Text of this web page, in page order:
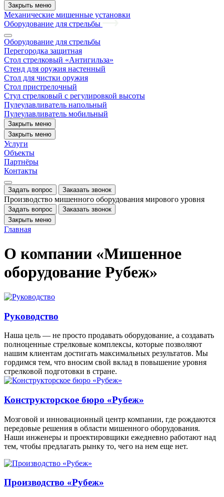
Закрыть меню
Механические мишенные установки
Оборудование для стрельбы
Оборудование для стрельбы
Перегородка защитная
Стол стрелковый «Антигильза»
Стенд для оружия настенный
Стол для чистки оружия
Стол пристрелочный
Стул стрелковый с регулировкой высоты
Пулеулавливатель напольный
Пулеулавливатель мобильный
Закрыть меню
Закрыть меню
Услуги
Объекты
Партнёры
Контакты
Задать вопрос Заказать звонок
Производство мишенного оборудования мирового уровня
Задать вопрос
Заказать звонок
Закрыть меню
Главная
О компании «Мишенное
оборудование Рубеж»
Руководство
Наша цель — не просто продавать оборудование, а создавать
полноценные стрелковые комплексы, которые позволяют
нашим клиентам достигать максимальных результатов. Мы
гордимся тем, что вносим свой вклад в повышение уровня
стрелковой подготовки в стране.
Конструкторское бюро «Рубеж»
Мозговой и инновационный центр компании, где рождаются
передовые решения в области мишенного оборудования.
Наши инженеры и проектировщики ежедневно работают над
тем, чтобы предлагать рынку то, чего на нем еще нет.
Производство «Рубеж»